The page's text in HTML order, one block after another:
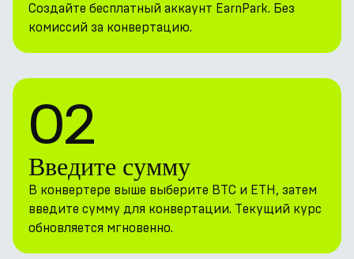
Создайте бесплатный аккаунт EarnPark. Без
комиссий за конвертацию.
02
Введите сумму
В конвертере выше выберите BTC и ETH, затем
введите сумму для конвертации. Текущий курс
обновляется мгновенно.